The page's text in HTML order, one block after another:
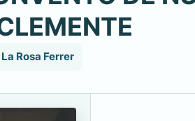
Rosa Ferrer